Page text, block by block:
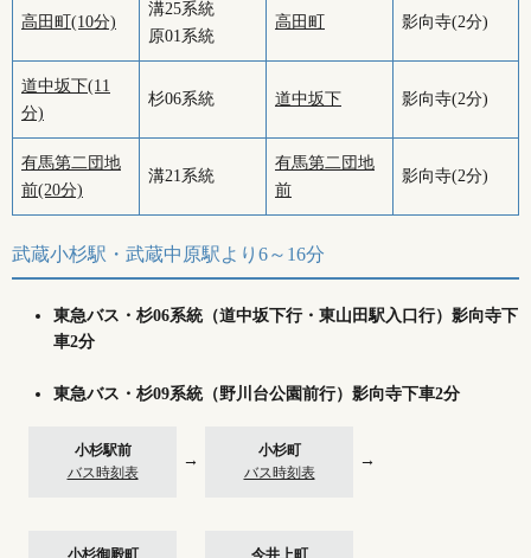
高田町(10分)
溝25系統
原01系統
高田町 影向寺(2分)
道中坂下(11
分)
杉06系統 道中坂下 影向寺(2分)
有馬第二団地
前(20分)
溝21系統
有馬第二団地
前
影向寺(2分)
武蔵小杉駅・武蔵中原駅より6～16分
東急バス・杉06系統（道中坂下行・東山田駅入口行）影向寺下
車2分
東急バス・杉09系統（野川台公園前行）影向寺下車2分
小杉駅前
バス時刻表
→
小杉町
バス時刻表
→
小杉御殿町
今井上町